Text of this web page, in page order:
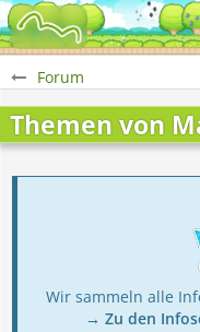
Forum
Themen von
Wir sammeln alle
→ Zu den